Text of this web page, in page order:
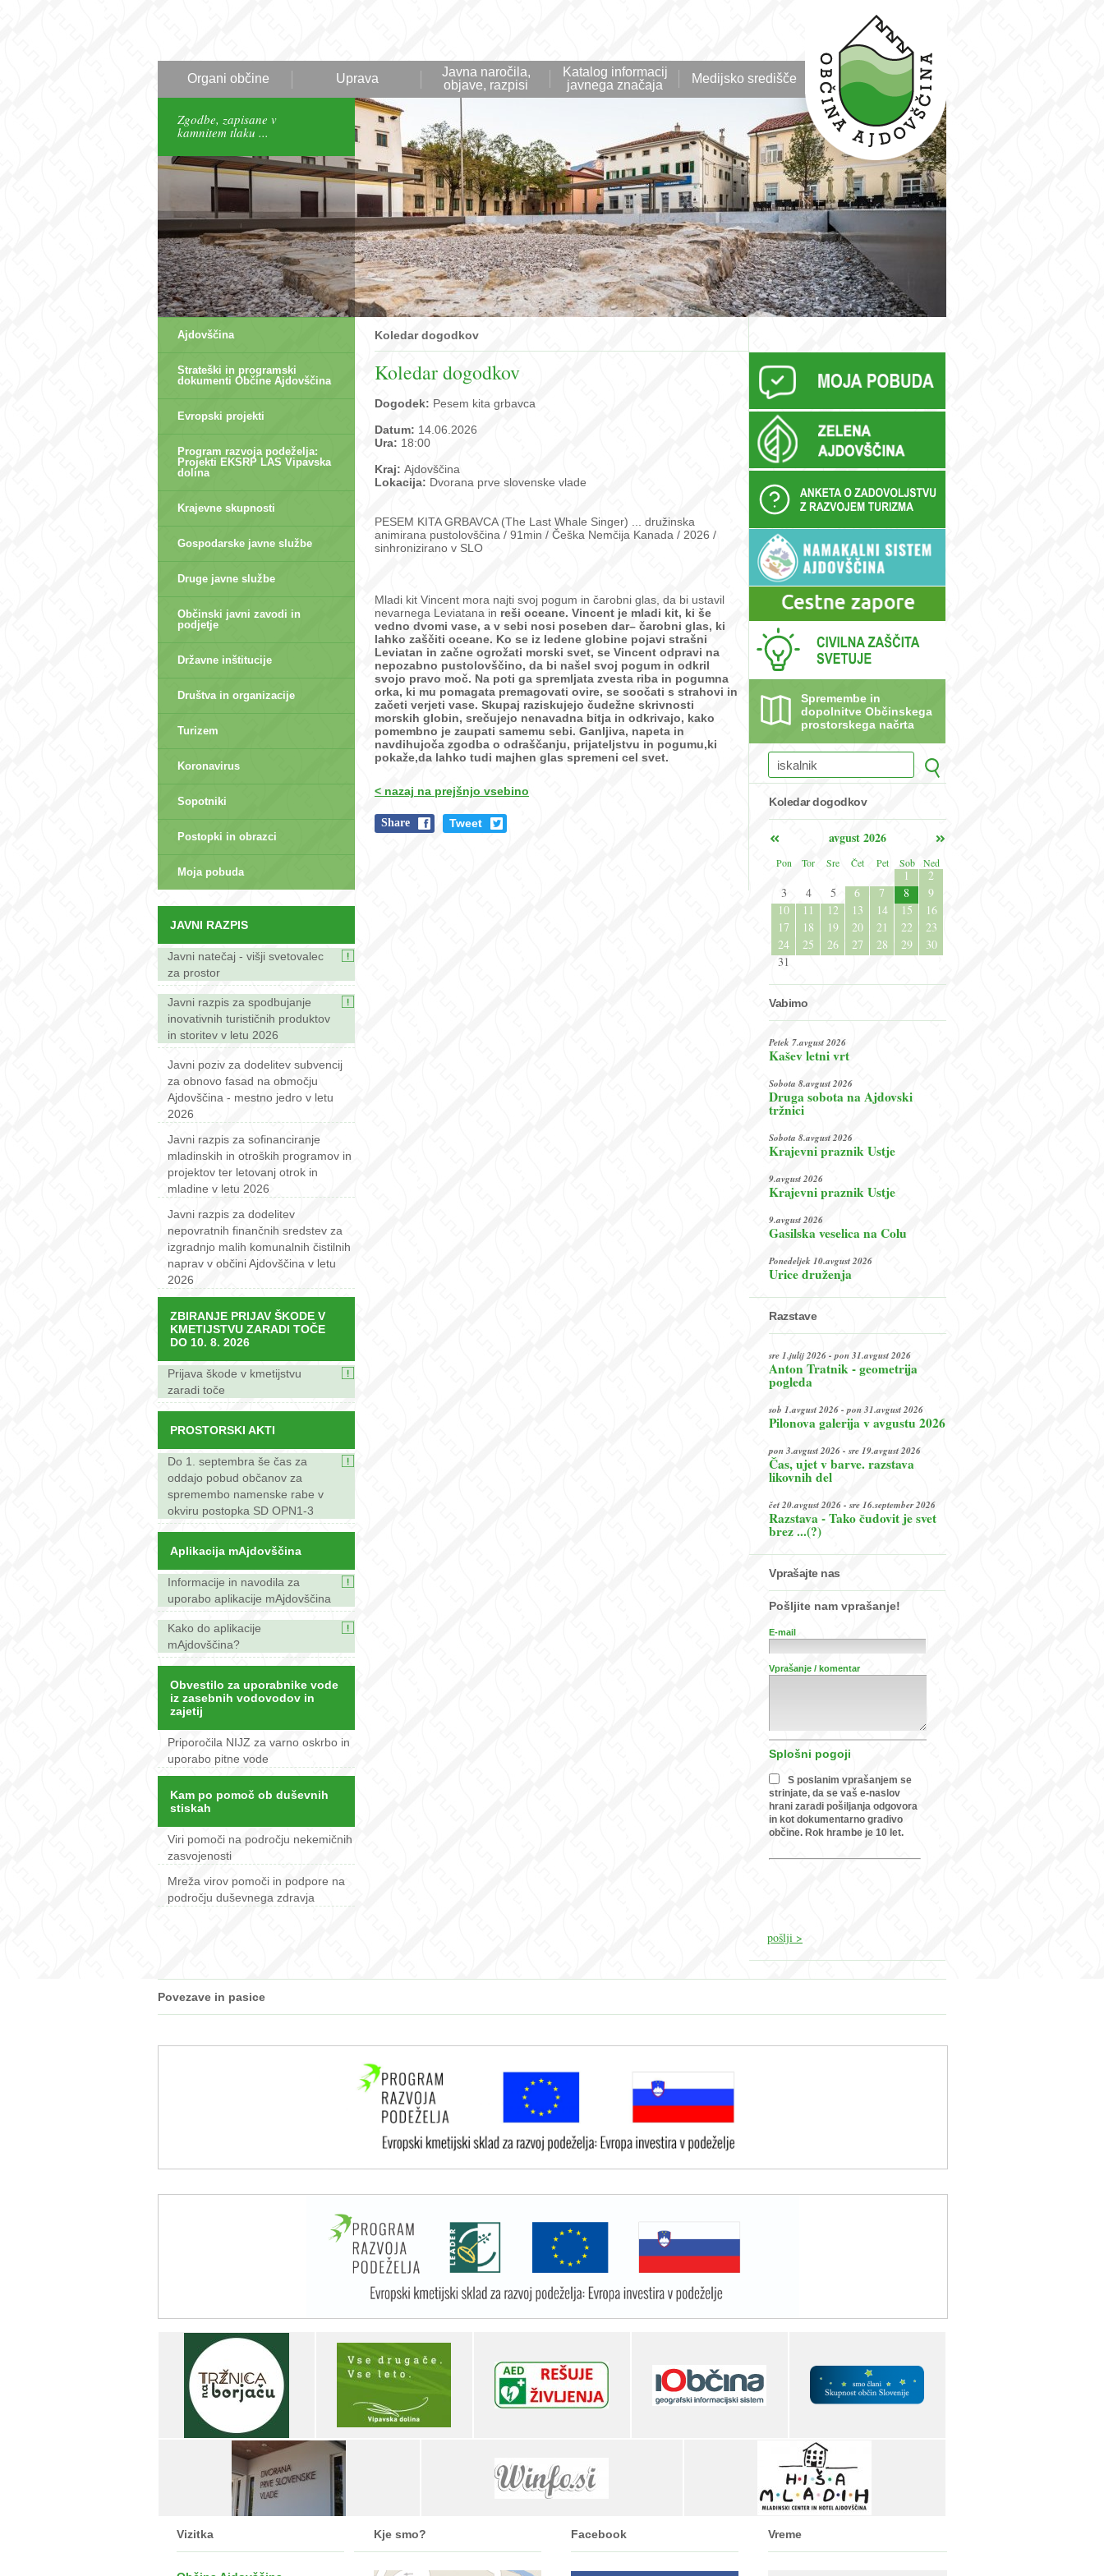
Organi občine Uprava
Javna naročila,
objave, razpisi
Katalog informacij
javnega značaja
Medijsko središče
Zgodbe, zapisane v
kamnitem tlaku ...
Ajdovščina
Strateški in programski
dokumenti Občine Ajdovščina
Evropski projekti
Program razvoja podeželja:
Projekti EKSRP LAS Vipavska
dolina
Krajevne skupnosti
Gospodarske javne službe
Druge javne službe
Občinski javni zavodi in
podjetje
Državne inštitucije
Društva in organizacije
Turizem
Koronavirus
Sopotniki
Postopki in obrazci
Moja pobuda
JAVNI RAZPIS
Javni natečaj - višji svetovalec
za prostor
Javni razpis za spodbujanje
inovativnih turističnih produktov
in storitev v letu 2026
Javni poziv za dodelitev subvencij
za obnovo fasad na območju
Ajdovščina - mestno jedro v letu
2026
Javni razpis za sofinanciranje
mladinskih in otroških programov in
projektov ter letovanj otrok in
mladine v letu 2026
Javni razpis za dodelitev
nepovratnih finančnih sredstev za
izgradnjo malih komunalnih čistilnih
naprav v občini Ajdovščina v letu
2026
ZBIRANJE PRIJAV ŠKODE V
KMETIJSTVU ZARADI TOČE
DO 10. 8. 2026
Prijava škode v kmetijstvu
zaradi toče
PROSTORSKI AKTI
Do 1. septembra še čas za
oddajo pobud občanov za
spremembo namenske rabe v
okviru postopka SD OPN1-3
Aplikacija mAjdovščina
Informacije in navodila za
uporabo aplikacije mAjdovščina
Kako do aplikacije
mAjdovščina?
Obvestilo za uporabnike vode
iz zasebnih vodovodov in
zajetij
Priporočila NIJZ za varno oskrbo in
uporabo pitne vode
Kam po pomoč ob duševnih
stiskah
Viri pomoči na področju nekemičnih
zasvojenosti
Mreža virov pomoči in podpore na
področju duševnega zdravja
Koledar dogodkov
Koledar dogodkov
Dogodek: Pesem kita grbavca
Datum: 14.06.2026
Ura: 18:00
Kraj: Ajdovščina
Lokacija: Dvorana prve slovenske vlade
PESEM KITA GRBAVCA (The Last Whale Singer) ... družinska
animirana pustolovščina / 91min / Češka Nemčija Kanada / 2026 /
sinhronizirano v SLO
Mladi kit Vincent mora najti svoj pogum in čarobni glas, da bi ustavil
nevarnega Leviatana in reši oceane. Vincent je mladi kit, ki še
vedno dvomi vase, a v sebi nosi poseben dar– čarobni glas, ki
lahko zaščiti oceane. Ko se iz ledene globine pojavi strašni
Leviatan in začne ogrožati morski svet, se Vincent odpravi na
nepozabno pustolovščino, da bi našel svoj pogum in odkril
svojo pravo moč. Na poti ga spremljata zvesta riba in pogumna
orka, ki mu pomagata premagovati ovire, se soočati s strahovi in
začeti verjeti vase. Skupaj raziskujejo čudežne skrivnosti
morskih globin, srečujejo nenavadna bitja in odkrivajo, kako
pomembno je zaupati samemu sebi. Ganljiva, napeta in
navdihujoča zgodba o odraščanju, prijateljstvu in pogumu,ki
pokaže,da lahko tudi majhen glas spremeni cel svet.
< nazaj na prejšnjo vsebino
Share Tweet
Spremembe in
dopolnitve Občinskega
prostorskega načrta
Koledar dogodkov
avgust 2026
Pon
Tor Sre Čet Pet Sob Ned
1
2
3
4 5 6 7 8
9
10
11 12 13 14 15
16
17
18 19 20 21 22
23
24
25 26 27 28 29
30
31
Vabimo
Petek 7.avgust 2026
Kašev letni vrt
Sobota 8.avgust 2026
Druga sobota na Ajdovski
tržnici
Sobota 8.avgust 2026
Krajevni praznik Ustje
9.avgust 2026
Krajevni praznik Ustje
9.avgust 2026
Gasilska veselica na Colu
Ponedeljek 10.avgust 2026
Urice druženja
Razstave
sre 1.julij 2026 - pon 31.avgust 2026
Anton Tratnik - geometrija
pogleda
sob 1.avgust 2026 - pon 31.avgust 2026
Pilonova galerija v avgustu 2026
pon 3.avgust 2026 - sre 19.avgust 2026
Čas, ujet v barve. razstava
likovnih del
čet 20.avgust 2026 - sre 16.september 2026
Razstava - Tako čudovit je svet
brez ...(?)
Vprašajte nas
Pošljite nam vprašanje!
E-mail
Vprašanje / komentar
Splošni pogoji
S poslanim vprašanjem se
strinjate, da se vaš e-naslov
hrani zaradi pošiljanja odgovora
in kot dokumentarno gradivo
občine. Rok hrambe je 10 let.
Povezave in pasice
Vizitka Kje smo? Facebook Vreme